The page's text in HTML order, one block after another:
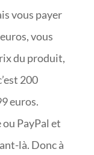
vous payer
vous
du produit,
200
euros.
ou PayPal et
là. Donc à